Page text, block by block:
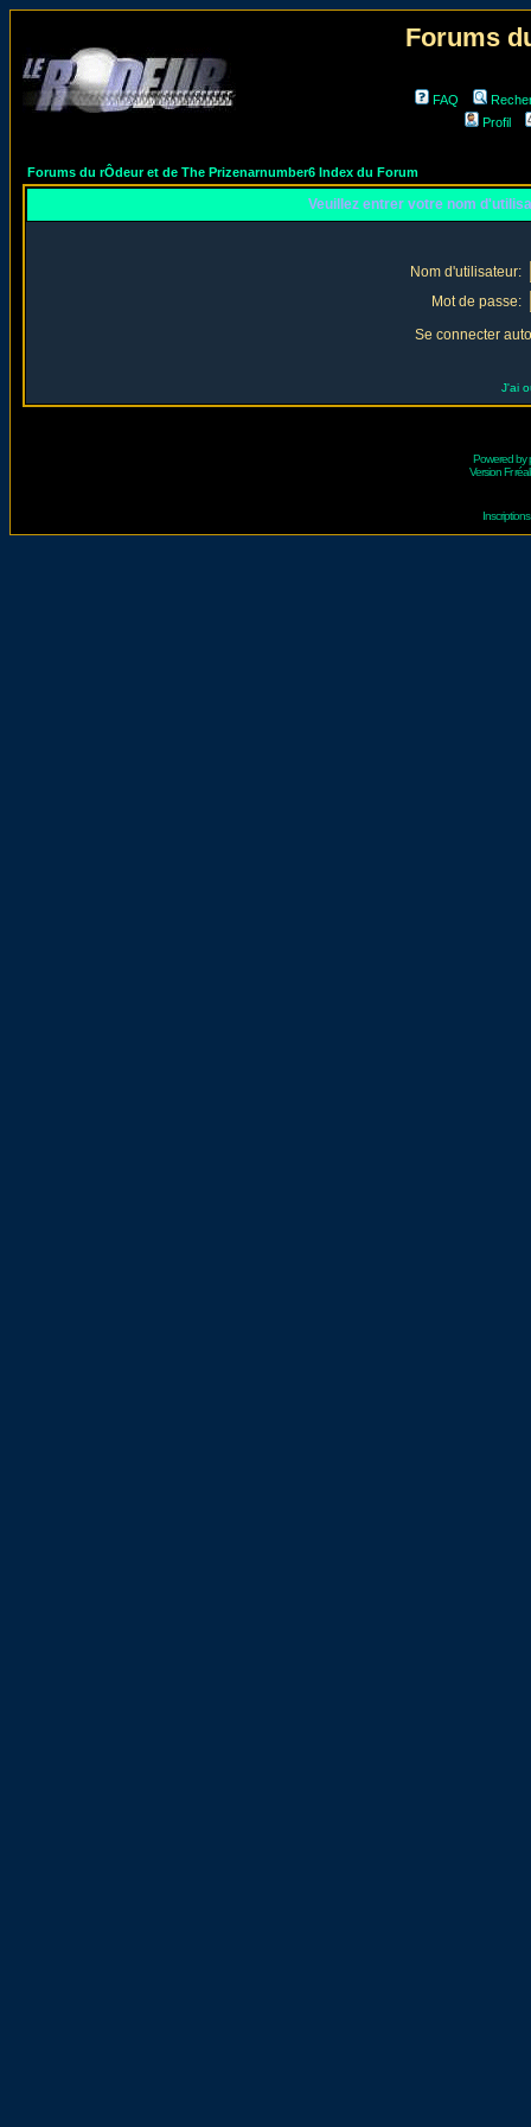
Forums
FAQ
Profil
Forums du rÔdeur et de The Prizenarnumber6 Index du Forum
Veuillez entrer votre nom
Nom d'utilisateur:
Mot de passe:
Se connecter
J'ai
Powered by
Version Fr